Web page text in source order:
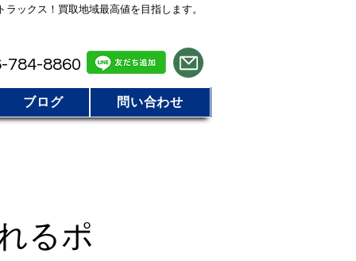
ックス！買取地域最高値を目指します。
784-8860
ブログ 問い合わせ
るポ